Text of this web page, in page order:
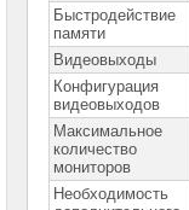
Платформы
малого
размера
Материнские
платы
Процессоры
Intel
Быстродействие
памяти
Видеовыходы
Конфигурация
видеовыходов
Максимальное
количество
мониторов
Необходимость